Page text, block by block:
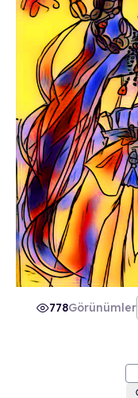
778Görünümler